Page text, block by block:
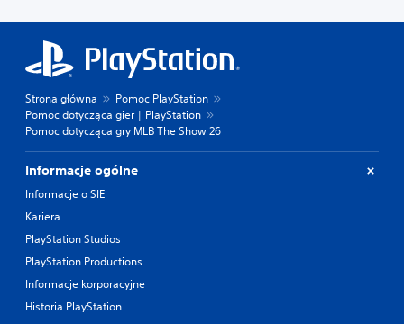
Strona główna
Pomoc PlayStation
Pomoc dotycząca gier | PlayStation
Pomoc dotycząca gry MLB The Show 26
Informacje ogólne
Informacje o SIE
Kariera
PlayStation Studios
PlayStation Productions
Informacje korporacyjne
Historia PlayStation